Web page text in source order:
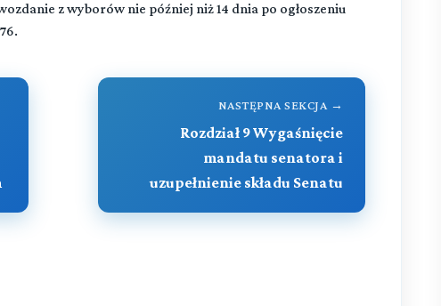
z wyborów nie później niż 14 dnia po ogłoszeniu
NASTĘPNA SEKCJA →
Rozdział 9 Wygaśnięcie
mandatu senatora i
uzupełnienie składu Senatu